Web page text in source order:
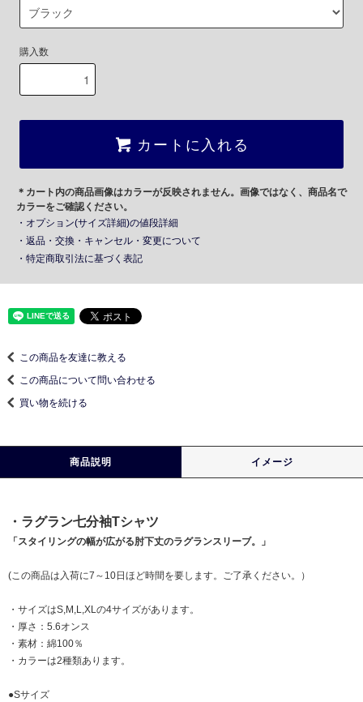
購入数
カートに入れる
＊カート内の商品画像はカラーが反映されません。画像ではなく、商品名で
カラーをご確認ください。
・オプション(サイズ詳細)の値段詳細
・返品・交換・キャンセル・変更について
・特定商取引法に基づく表記
この商品を友達に教える
この商品について問い合わせる
買い物を続ける
商品説明 イメージ
・ラグラン七分袖Tシャツ
「スタイリングの幅が広がる肘下丈のラグランスリーブ。」
(この商品は入荷に7～10日ほど時間を要します。ご了承ください。）
・サイズはS,M,L,XLの4サイズがあります。
・厚さ：5.6オンス
・素材：綿100％
・カラーは2種類あります。
●Sサイズ